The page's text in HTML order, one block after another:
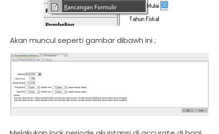
Akan muncul seperti gambar dibawh ini ;